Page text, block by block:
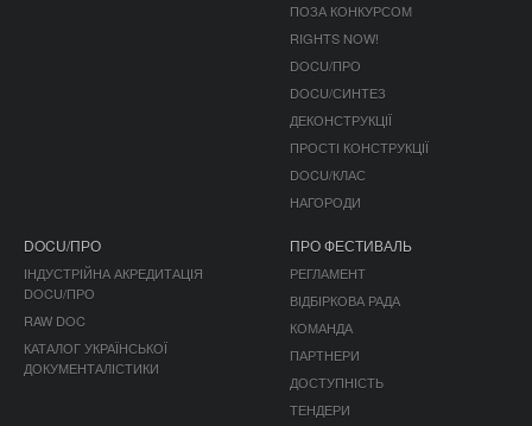
ПОЗА КОНКУРСОМ
RIGHTS NOW!
DOCU/ПРО
DOCU/СИНТЕЗ
ДЕКОНСТРУКЦІЇ
ПРОСТІ КОНСТРУКЦІЇ
DOCU/КЛАС
НАГОРОДИ
DOCU/ПРО
ІНДУСТРІЙНА АКРЕДИТАЦІЯ
DOCU/ПРО
RAW DOC
КАТАЛОГ УКРАЇНСЬКОЇ
ДОКУМЕНТАЛІСТИКИ
ПРО ФЕСТИВАЛЬ
РЕГЛАМЕНТ
ВІДБІРКОВА РАДА
КОМАНДА
ПАРТНЕРИ
ДОСТУПНІСТЬ
ТЕНДЕРИ